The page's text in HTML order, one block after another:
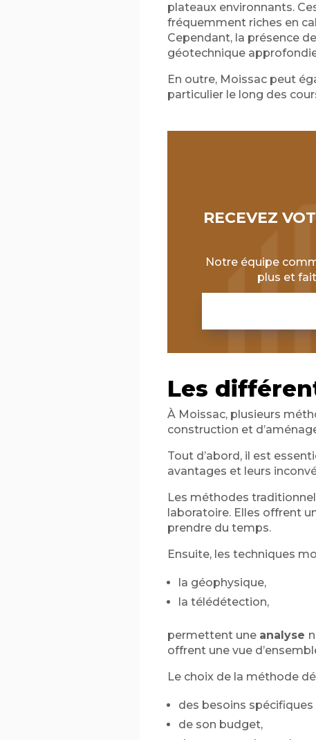
plateaux environnants.
fréquemment riches en
Cependant, la présence
géotechnique
En outre, Moissac peut
particulier le long des
RECEVEZ
Notre équipe
plus et
Les
À Moissac, plusieurs
construction et
Tout d’abord, il est
avantages et leurs
Les méthodes
laboratoire. Elles offrent
prendre du temps.
Ensuite, les techniques
la géophysique,
la télédétection,
permettent une analyse
offrent une vue
Le choix de la méthode
des besoins
de son budget,